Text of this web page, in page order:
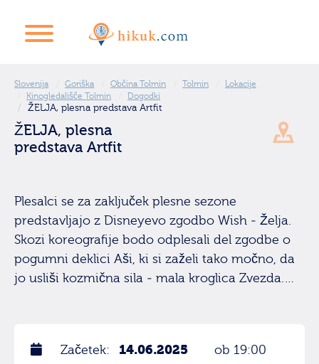
Slovenija Goriška Občina Tolmin Tolmin
Lokacije
Kinogledališče Tolmin
Dogodki
ŽELJA, plesna predstava Artfit
ŽELJA, plesna
predstava Artfit
Plesalci se za zaključek plesne sezone
predstavljajo z Disneyevo zgodbo Wish - Želja.
Skozi koreografije bodo odplesali del zgodbe o
pogumni deklici Aši, ki si zaželi tako močno, da
jo usliši kozmična sila - mala kroglica Zvezda.…
Začetek: 14.06.2025 ob 19:00